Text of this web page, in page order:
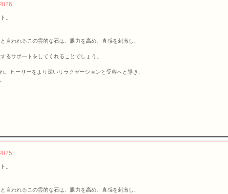
。
言われるこの霊的な石は、眼力を高め、直感を刺激し、
るサポートをしてくれることでしょう。
ヒーリーをより深いリラクゼーションと受容へと導き、
。
言われるこの霊的な石は、眼力を高め、直感を刺激し、